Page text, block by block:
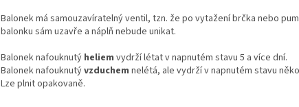
Balonek má samouzavíratelný ventil, tzn. že po vytažení brčka nebo
balonku sám uzavře a náplň nebude unikat.
Balonek nafouknutý heliem vydrží létat v napnutém stavu 5 a více dní.
Balonek nafouknutývzduchem nelétá, ale vydrží v napnutém stavu
Lze plnit opakovaně.